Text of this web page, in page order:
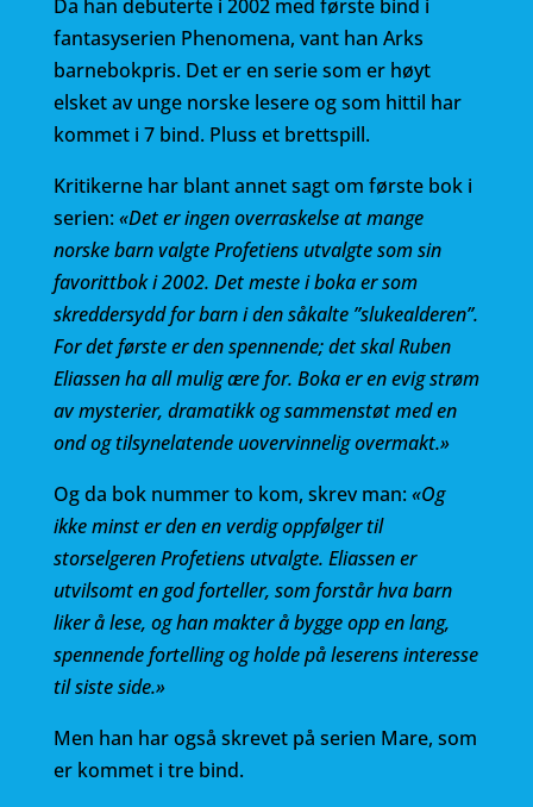
k
Da han debuterte i 2002 med første bind i
fantasyserien Phenomena, vant han Arks
barnebokpris. Det er en serie som er høyt
elsket av unge norske lesere og som hittil har
kommet i 7 bind. Pluss et brettspill.
Kritikerne har blant annet sagt om første bok i
serien:«Det er ingen overraskelse at mange
norske barn valgte Profetiens utvalgte som sin
favorittbok i 2002. Det meste i boka er som
skreddersydd for barn i den såkalte ”slukealderen”.
For det første er den spennende; det skal Ruben
Eliassen ha all mulig ære for. Boka er en evig strøm
av mysterier, dramatikk og sammenstøt med en
ond og tilsynelatende uovervinnelig overmakt.»
Og da bok nummer to kom, skrev man:«Og
ikke minst er den en verdig oppfølger til
storselgeren Profetiens utvalgte. Eliassen er
utvilsomt en god forteller, som forstår hva barn
liker å lese, og han makter å bygge opp en lang,
spennende fortelling og holde på leserens interesse
til siste side.»
Men han har også skrevet på serien Mare, som
er kommet i tre bind.